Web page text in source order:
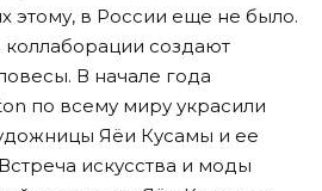
этому, в России еще не было.
создают
В начале года
по всему миру украсили
Яёи Кусамы и ее
искусства и моды